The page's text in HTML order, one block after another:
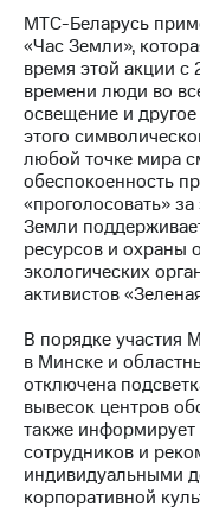
Контакты
Медиа-центр
Пресс-
релизы
МТС
о
Интервью
отчетность
Контакты
Новости
в
регионе
и акционерам
МТС-Беларусь
«Час Земли»,
время этой акции c
времени люди во
освещение и
этого
любой точке мира
обеспокоенность
«проголосовать»
Земли
ресурсов и
экологических
активистов
В порядке участия
в Минске и
отключена
вывесок центров
также
сотрудников и
индивидуальными
корпоративной